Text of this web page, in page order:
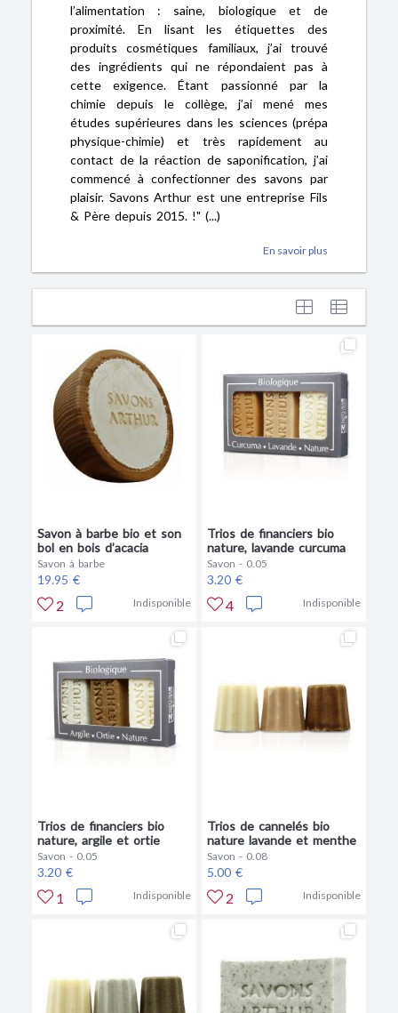
l’alimentation : saine, biologique et de
proximité. En lisant les étiquettes des
produits cosmétiques familiaux, j’ai trouvé
des ingrédients qui ne répondaient pas à
cette exigence. Étant passionné par la
chimie depuis le collège, j’ai mené mes
études supérieures dans les sciences (prépa
physique-chimie) et très rapidement au
contact de la réaction de saponification, j’ai
commencé à confectionner des savons par
plaisir. Savons Arthur est une entreprise Fils
& Père depuis 2015. !" (...)
En savoir plus
Savon à barbe bio et son
bol en bois d’acacia
Savon à barbe
19.95 €
2 Indisponible
Trios de financiers bio
nature, lavande curcuma
Savon - 0.05
3.20 €
4 Indisponible
Trios de financiers bio
nature, argile et ortie
Savon - 0.05
3.20 €
1 Indisponible
Trios de cannelés bio
nature lavande et menthe
Savon - 0.08
5.00 €
2 Indisponible